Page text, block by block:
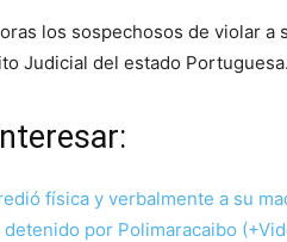
los sospechosos de violar
Judicial del estado Portuguesa.
física y verbalmente a su
por Polimaracaibo